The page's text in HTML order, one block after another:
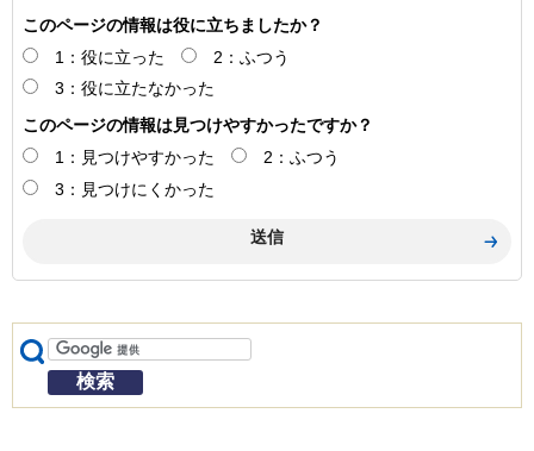
このページの情報は役に立ちましたか？
1：役に立った
2：ふつう
3：役に立たなかった
このページの情報は見つけやすかったですか？
1：見つけやすかった
2：ふつう
3：見つけにくかった